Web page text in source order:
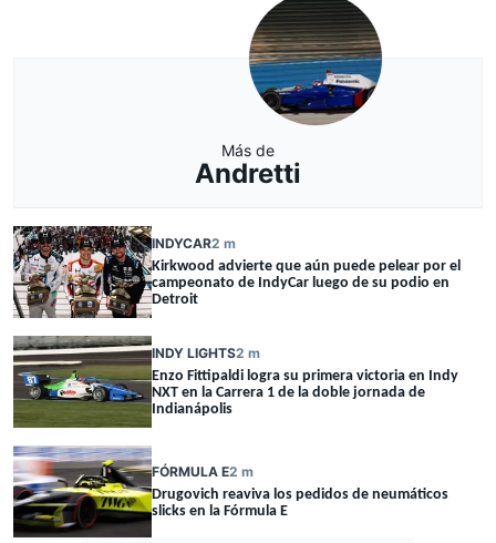
Más de
Andretti
INDYCAR2 m
Kirkwood advierte que aún puede pelear por el
campeonato de IndyCar luego de su podio en
Detroit
INDY LIGHTS2 m
Enzo Fittipaldi logra su primera victoria en Indy
NXT en la Carrera 1 de la doble jornada de
Indianápolis
FÓRMULA E2 m
Drugovich reaviva los pedidos de neumáticos
slicks en la Fórmula E